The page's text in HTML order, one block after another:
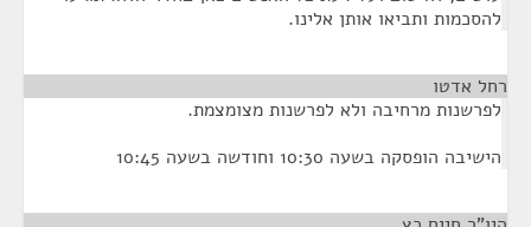
להסכמות ותביאו אותן אלינו.
רחל אדטו
לפרשנות מרחיבה ולא לפרשנות מצומצמת.
הישיבה הופסקה בשעה 10:30 וחודשה בשעה 10:45